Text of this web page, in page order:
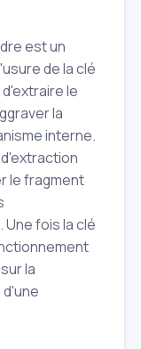
est un
de la clé
le
la
interne.
le fragment
fois la clé
la